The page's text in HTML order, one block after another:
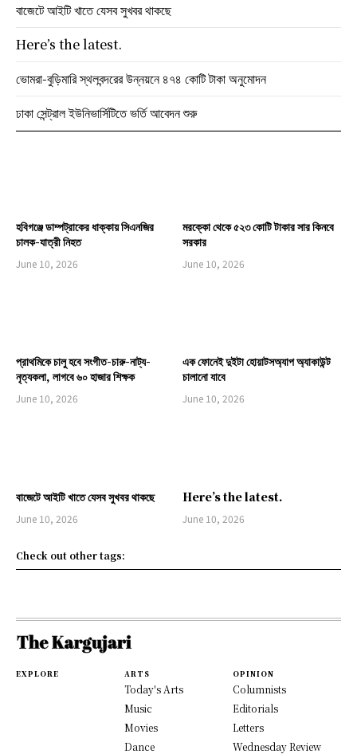
হবিগঞ্জে ডাম্পট্রাকের ধাক্কায় সিএনজির
চালক-যাত্রী নিহত
June 10, 2026
মরক্কো থেকে ৫২৩ কোটি টাকার সার কিনবে
সরকার
June 10, 2026
প্রাথমিকে চালু হবে সংগীত-চারু-নাট্য-
নৃত্যকলা, লাগবে ৬০ হাজার শিক্ষক
June 10, 2026
এক ফোনেই দুইটা হোয়াটসঅ্যাপ অ্যাকাউন্ট
চালানো যাবে
June 10, 2026
বাজেটে আইটি খাতে যেসব সুখবর থাকছে
June 10, 2026
Here’s the latest.
June 10, 2026
Check out other tags:
বাজেটে আইটি খাতে যেসব সুখবর থাকছে
Here’s the latest.
ভোমরা-বুড়িমারি স্থলবন্দরের উন্নয়নে ৪৭৪ কোটি টাকা অনুমোদন
ঢাকা সেন্ট্রাল ইউনিভার্সিটিতে ভর্তি আবেদন শুরু
EXPLORE ARTS
Today's Arts
Music
Movies
Dance
OPINION
Columnists
Editorials
Letters
Wednesday Review